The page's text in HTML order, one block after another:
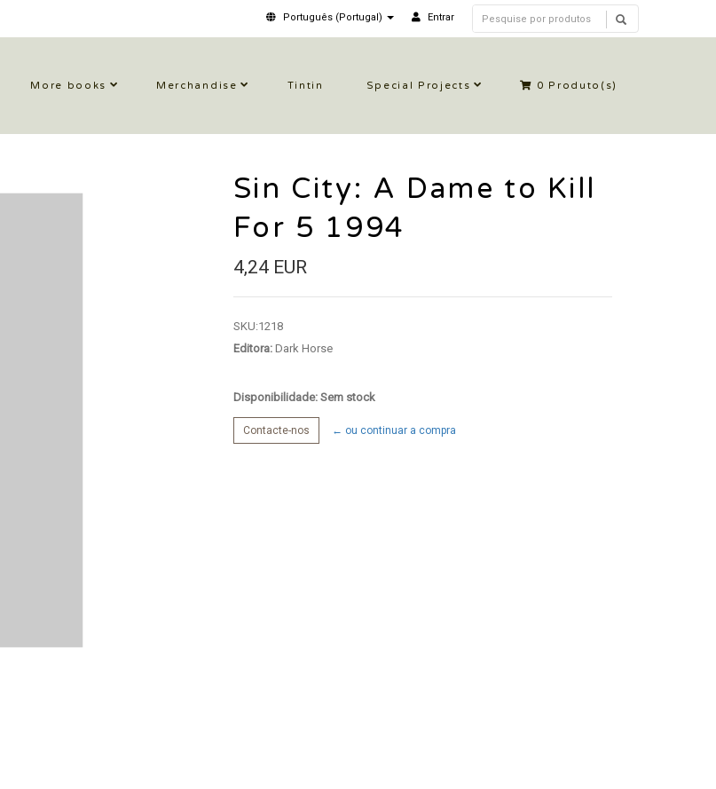
Português (Portugal) Entrar
More books Merchandise Tintin Special Projects 0 Produto(s)
Sin City: A Dame to Kill
For 5 1994
4,24 EUR
SKU:1218
Editora:Dark Horse
Disponibilidade: Sem stock
Contacte-nos ← ou continuar a compra